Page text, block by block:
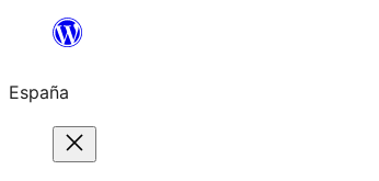
Saltar
contenido
España